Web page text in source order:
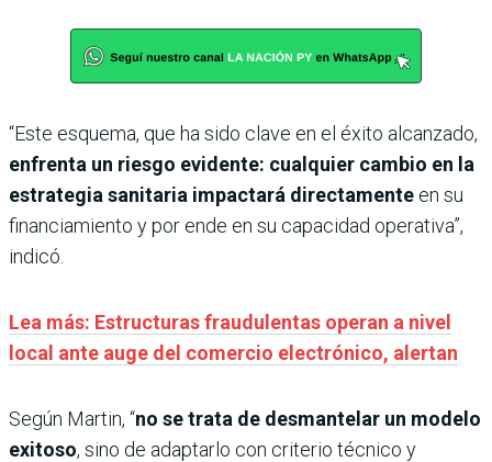
“Este esquema, que ha sido clave en el éxito alcanzado,
enfrenta un riesgo evidente: cualquier cambio en la
estrategia sanitaria impactará directamente en su
financiamiento y por ende en su capacidad operativa”,
indicó.
Lea más: Estructuras fraudulentas operan a nivel
local ante auge del comercio electrónico, alertan
Según Martin, “no se trata de desmantelar un modelo
exitoso, sino de adaptarlo con criterio técnico y